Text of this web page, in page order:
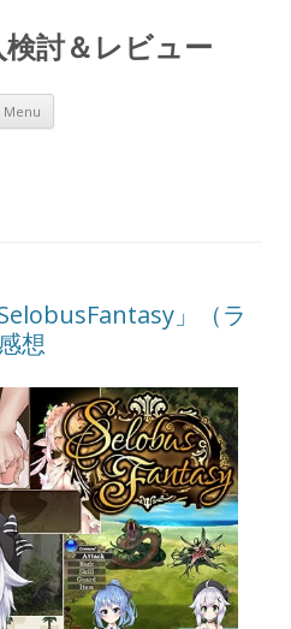
討＆レビュー
Menu Skip to content
」（ラ
想